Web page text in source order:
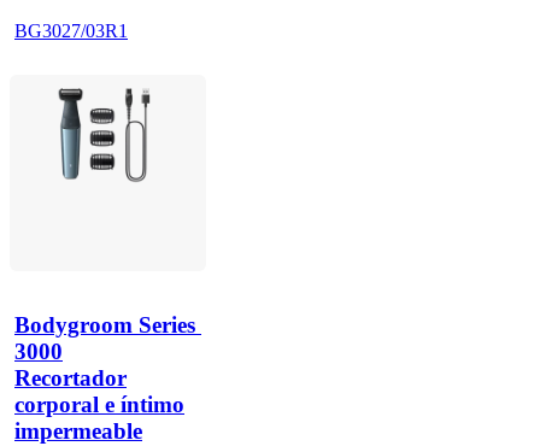
BG3027/03R1
Bodygroom Series
3000
Recortador
corporal e íntimo
impermeable